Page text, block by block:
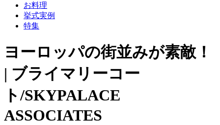
お料理
挙式実例
特集
ヨーロッパの街並みが素敵！
| ブライマリーコー
ト/SKYPALACE
ASSOCIATES